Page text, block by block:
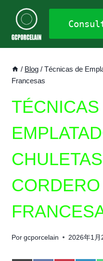
contenido
/ Blog / Técnicas de
Francesas
TÉCNICAS
CORDERO
Porgcporcelain 2026年1月